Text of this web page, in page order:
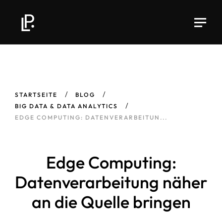
STARTSEITE
BLOG
BIG DATA & DATA ANALYTICS
EDGE COMPUTING: DATENVERARBEITUN...
Edge Computing:
Datenverarbeitung näher
an die Quelle bringen